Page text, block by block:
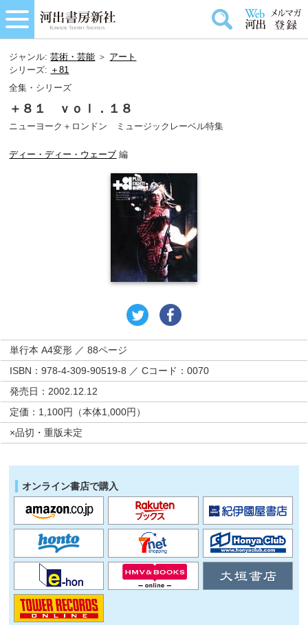
ジャンル:芸術・芸能 ＞ アート
シリーズ: ＋81
全集・シリーズ
＋８１ ｖｏｌ．１８
ニューヨーク＋ロンドン ミュージックレーベル特集
ディー・ディー・ウェーブ 編
単行本 A4変形 ／ 88ページ
ISBN：978-4-309-90519-8 ／ Cコード：0070
発売日：2002.12.12
定価：1,100円（本体1,000円）
×品切・重版未定
オンライン書店で購入